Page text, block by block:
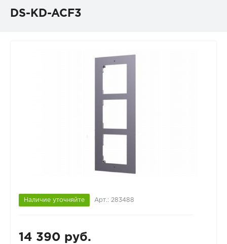
DS-KD-ACF3
Наличие уточняйте Арт.: 283488
14 390 руб.